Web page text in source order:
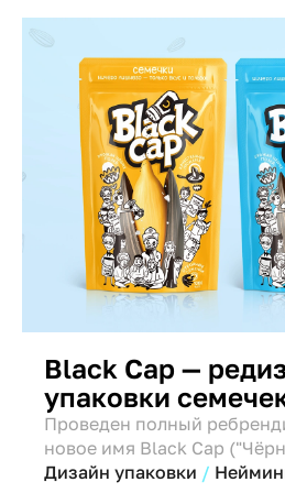
продукту былую славу.
Black Cap —
упаковки
Проведен полный
новое имя Black Cap
культурным кодом
Дизайн упаковки